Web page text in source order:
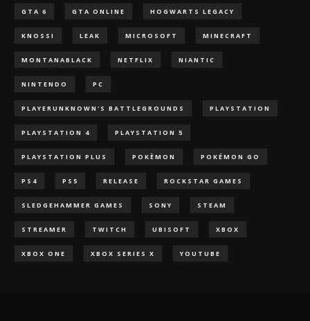
GTA 6 GTA ONLINE HOGWARTS LEGACY
KNOSSI LEAK MICROSOFT MINECRAFT
MONTANABLACK NETFLIX NIANTIC
NINTENDO PC
PLAYERUNKNOWN'S BATTLEGROUNDS PLAYSTATION
PLAYSTATION 4 PLAYSTATION 5
PLAYSTATION PLUS POKÈMON POKÉMON GO
PS4 PS5 RELEASE ROCKSTAR GAMES
SLEDGEHAMMER GAMES SONY STEAM
STREAMER TWITCH UBISOFT XBOX
XBOX ONE XBOX SERIES X YOUTUBE